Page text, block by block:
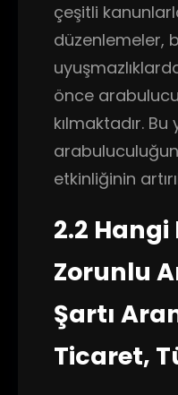
çeşitli
düzenlemeler,
önce
kılmaktadır.
arabuluculuğun
etkinliğinin
2.2
Zorunlu
Şartı
Ticaret,